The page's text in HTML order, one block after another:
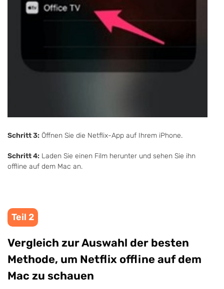
Schritt 3: Öffnen Sie die Netflix-App auf Ihrem iPhone.
Schritt 4: Laden Sie einen Film herunter und sehen Sie ihn
offline auf dem Mac an.
Teil 2
Vergleich zur Auswahl der besten
Methode, um Netflix offline auf dem
Mac zu schauen